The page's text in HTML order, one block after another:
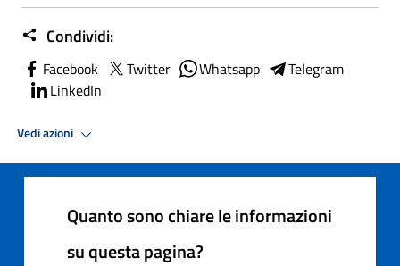
Condividi:
Facebook Twitter Whatsapp
Telegram
LinkedIn
Vedi azioni
Quanto sono chiare le informazioni
su questa pagina?